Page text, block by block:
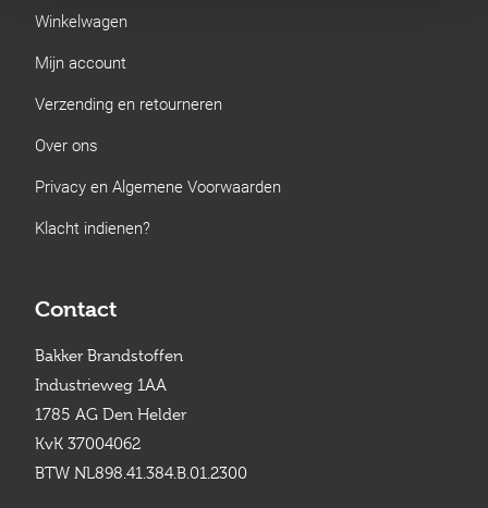
Winkelwagen
Mijn account
Verzending en retourneren
Over ons
Privacy en Algemene Voorwaarden
Klacht indienen?
Contact
Bakker Brandstoffen
Industrieweg 1AA
1785 AG Den Helder
KvK 37004062
BTW NL898.41.384.B.01.2300